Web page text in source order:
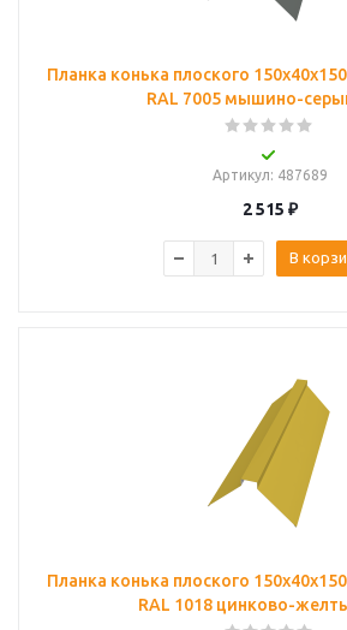
Планка конька плоского
RAL 7005 мышино-
Артикул: 487689
2 515 ₽
В
Планка конька плоского
RAL 1018 цинково-